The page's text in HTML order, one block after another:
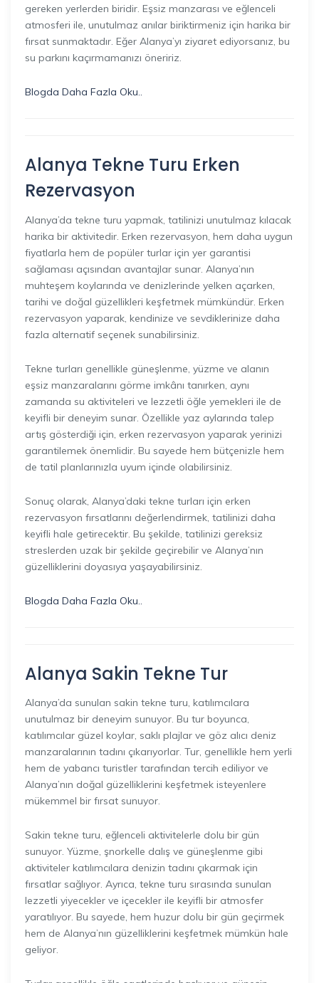
gereken yerlerden biridir. Eşsiz manzarası ve eğlenceli
atmosferi ile, unutulmaz anılar biriktirmeniz için harika bir
fırsat sunmaktadır. Eğer Alanya’yı ziyaret ediyorsanız, bu
su parkını kaçırmamanızı öneririz.
Blogda Daha Fazla Oku..
Alanya Tekne Turu Erken
Rezervasyon
Alanya’da tekne turu yapmak, tatilinizi unutulmaz kılacak
harika bir aktivitedir. Erken rezervasyon, hem daha uygun
fiyatlarla hem de popüler turlar için yer garantisi
sağlaması açısından avantajlar sunar. Alanya’nın
muhteşem koylarında ve denizlerinde yelken açarken,
tarihi ve doğal güzellikleri keşfetmek mümkündür. Erken
rezervasyon yaparak, kendinize ve sevdiklerinize daha
fazla alternatif seçenek sunabilirsiniz.
Tekne turları genellikle güneşlenme, yüzme ve alanın
eşsiz manzaralarını görme imkânı tanırken, aynı
zamanda su aktiviteleri ve lezzetli öğle yemekleri ile de
keyifli bir deneyim sunar. Özellikle yaz aylarında talep
artış gösterdiği için, erken rezervasyon yaparak yerinizi
garantilemek önemlidir. Bu sayede hem bütçenizle hem
de tatil planlarınızla uyum içinde olabilirsiniz.
Sonuç olarak, Alanya’daki tekne turları için erken
rezervasyon fırsatlarını değerlendirmek, tatilinizi daha
keyifli hale getirecektir. Bu şekilde, tatilinizi gereksiz
streslerden uzak bir şekilde geçirebilir ve Alanya’nın
güzelliklerini doyasıya yaşayabilirsiniz.
Blogda Daha Fazla Oku..
Alanya Sakin Tekne Tur
Alanya’da sunulan sakin tekne turu, katılımcılara
unutulmaz bir deneyim sunuyor. Bu tur boyunca,
katılımcılar güzel koylar, saklı plajlar ve göz alıcı deniz
manzaralarının tadını çıkarıyorlar. Tur, genellikle hem yerli
hem de yabancı turistler tarafından tercih ediliyor ve
Alanya’nın doğal güzelliklerini keşfetmek isteyenlere
mükemmel bir fırsat sunuyor.
Sakin tekne turu, eğlenceli aktivitelerle dolu bir gün
sunuyor. Yüzme, şnorkelle dalış ve güneşlenme gibi
aktiviteler katılımcılara denizin tadını çıkarmak için
fırsatlar sağlıyor. Ayrıca, tekne turu sırasında sunulan
lezzetli yiyecekler ve içecekler ile keyifli bir atmosfer
yaratılıyor. Bu sayede, hem huzur dolu bir gün geçirmek
hem de Alanya’nın güzelliklerini keşfetmek mümkün hale
geliyor.